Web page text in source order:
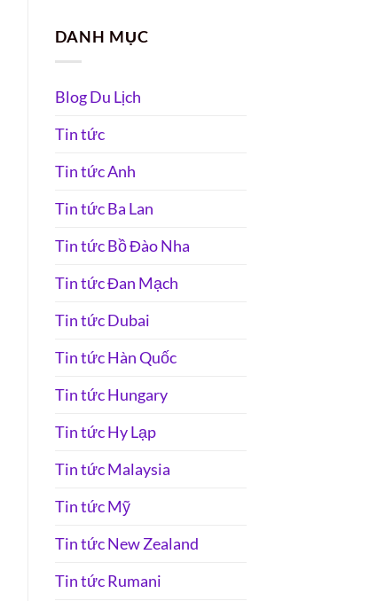
DANH MỤC
Blog Du Lịch
Tin tức
Tin tức Anh
Tin tức Ba Lan
Tin tức Bồ Đào Nha
Tin tức Đan Mạch
Tin tức Dubai
Tin tức Hàn Quốc
Tin tức Hungary
Tin tức Hy Lạp
Tin tức Malaysia
Tin tức Mỹ
Tin tức New Zealand
Tin tức Rumani